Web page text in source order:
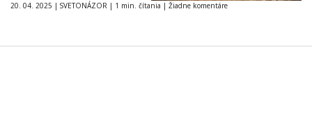
20. 04. 2025 | SVETONÁZOR | 1 min. čítania | Žiadne komentáre